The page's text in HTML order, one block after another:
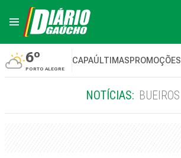
6º
PORTO ALEGRE
CAPAÚLTIMASPROMOÇÕES
NOTÍCIAS: BUEIROS